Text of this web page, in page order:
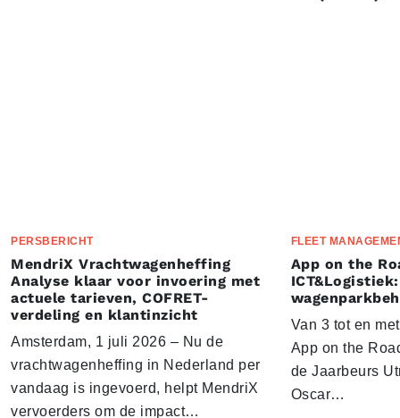
PERSBERICHT
MendriX Vrachtwagenheffing
Analyse klaar voor invoering met
actuele tarieven, COFRET-
verdeling en klantinzicht
Amsterdam, 1 juli 2026 – Nu de
vrachtwagenheffing in Nederland per
vandaag is ingevoerd, helpt MendriX
vervoerders om de impact…
FLEET
App on the
Van 3 tot en
App on the
de Jaarbeurs
Oscar…